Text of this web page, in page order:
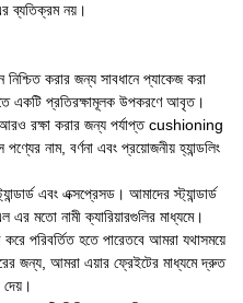
ব্যতিক্রম নয়।
নিশ্চিত করার জন্য সাবধানে প্যাকেজ করা
একটি প্রতিরক্ষামূলক উপকরণে আবৃত।
রক্ষা করার জন্য পর্যাপ্ত cushioning
পণ্যের নাম, বর্ণনা এবং প্রয়োজনীয় হ্যান্ডলিং
এবং এক্সপ্রেসড। আমাদের স্ট্যান্ডার্ড
এর মতো নামী ক্যারিয়ারগুলির মাধ্যমে।
পরিবর্তিত হতে পারেতবে আমরা যথাসময়ে
জন্য, আমরা এয়ার ফ্রেইটের মাধ্যমে দ্রুত
দেয়।